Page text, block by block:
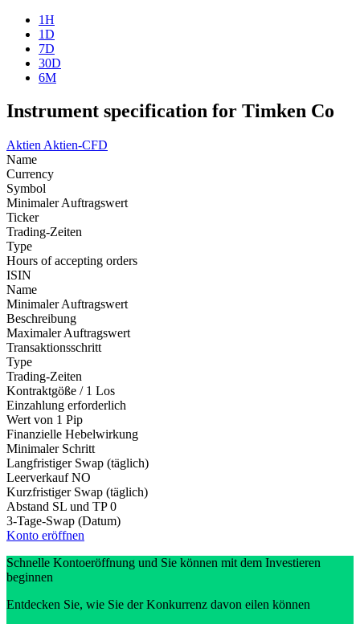
1H
1D
7D
30D
6M
Instrument specification for Timken Co
Aktien Aktien-CFD
Name
Currency
Symbol
Minimaler Auftragswert
Ticker
Trading-Zeiten
Type
Hours of accepting orders
ISIN
Name
Minimaler Auftragswert
Beschreibung
Maximaler Auftragswert
Transaktionsschritt
Type
Trading-Zeiten
Kontraktgöße / 1 Los
Einzahlung erforderlich
Wert von 1 Pip
Finanzielle Hebelwirkung
Minimaler Schritt
Langfristiger Swap (täglich)
Leerverkauf NO
Kurzfristiger Swap (täglich)
Abstand SL und TP 0
3-Tage-Swap (Datum)
Konto eröffnen
Schnelle Kontoeröffnung und Sie können mit dem Investieren
beginnen
Entdecken Sie, wie Sie der Konkurrenz davon eilen können